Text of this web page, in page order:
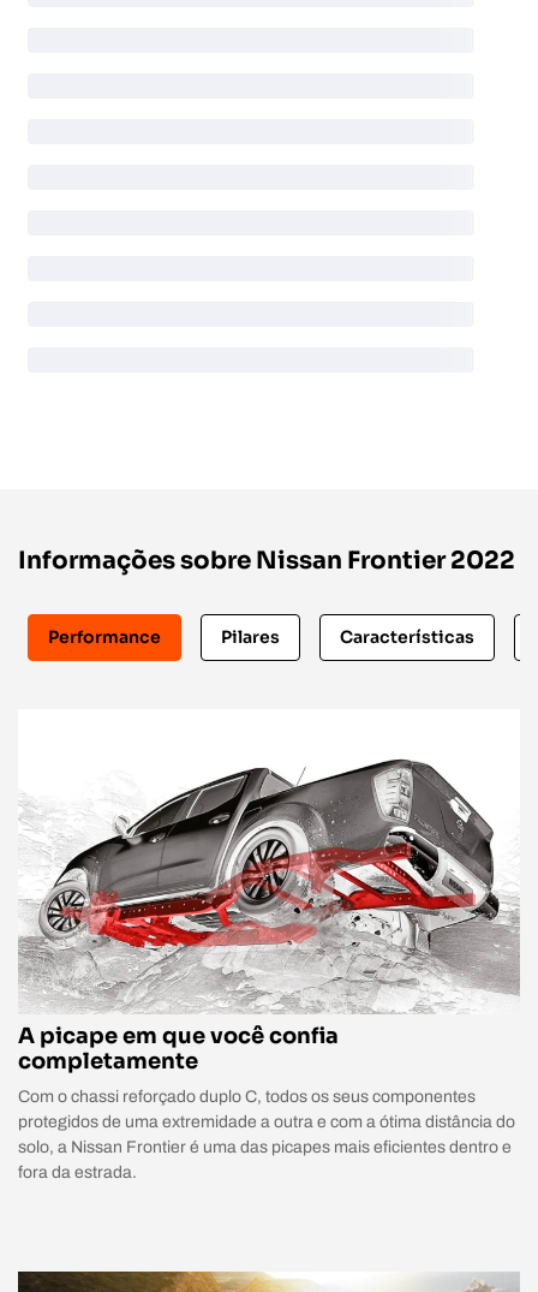
Informações sobre Nissan Frontier 2022
Performance Pilares Características
A picape em que você confia
completamente
Com o chassi reforçado duplo C, todos os seus componentes
protegidos de uma extremidade a outra e com a ótima distância do
solo, a Nissan Frontier é uma das picapes mais eficientes dentro e
fora da estrada.